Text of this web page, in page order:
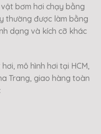
bơm hơi chạy bằng
thường được làm bằng
dạng và kích cỡ khác
mô hình hơi tại HCM,
Trang, giao hàng toàn